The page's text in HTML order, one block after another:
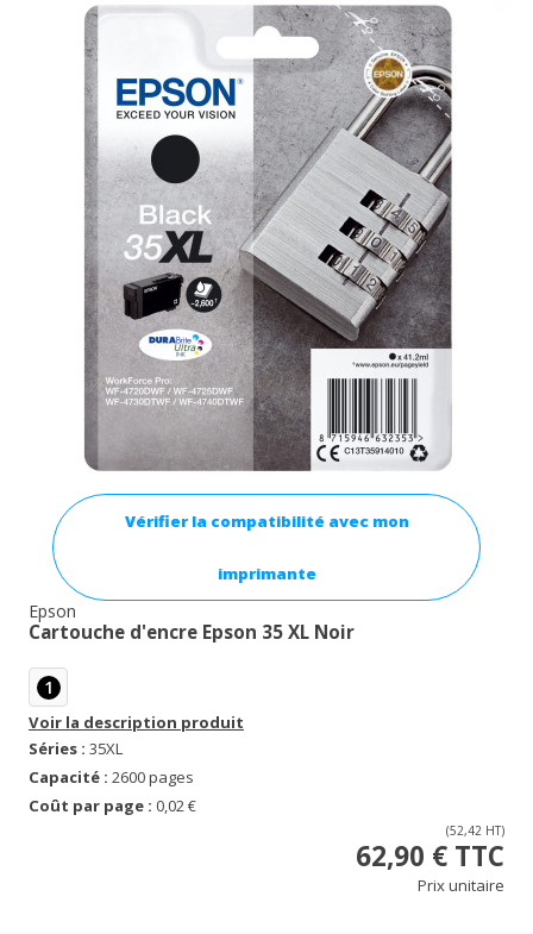
Vérifier la compatibilité avec mon
imprimante
Epson
Cartouche d'encre Epson 35 XL Noir
1
Voir la description produit
Séries : 35XL
Capacité : 2600 pages
Coût par page : 0,02 €
(52,42 HT)
62,90 € TTC
Prix unitaire